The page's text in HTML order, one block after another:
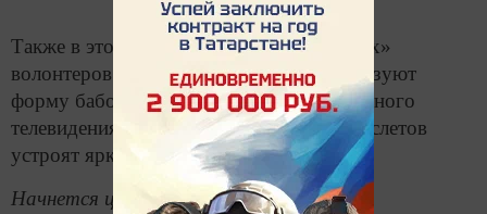
Также в этот день три тысячи «цифровых»
волонтеров организуют флешмоб – образуют
форму бабочки (символ цифрового эфирного
телевидения) и с помощью световых браслетов
устроят яркое представление.
Начнется цифровой праздник в 19.00.